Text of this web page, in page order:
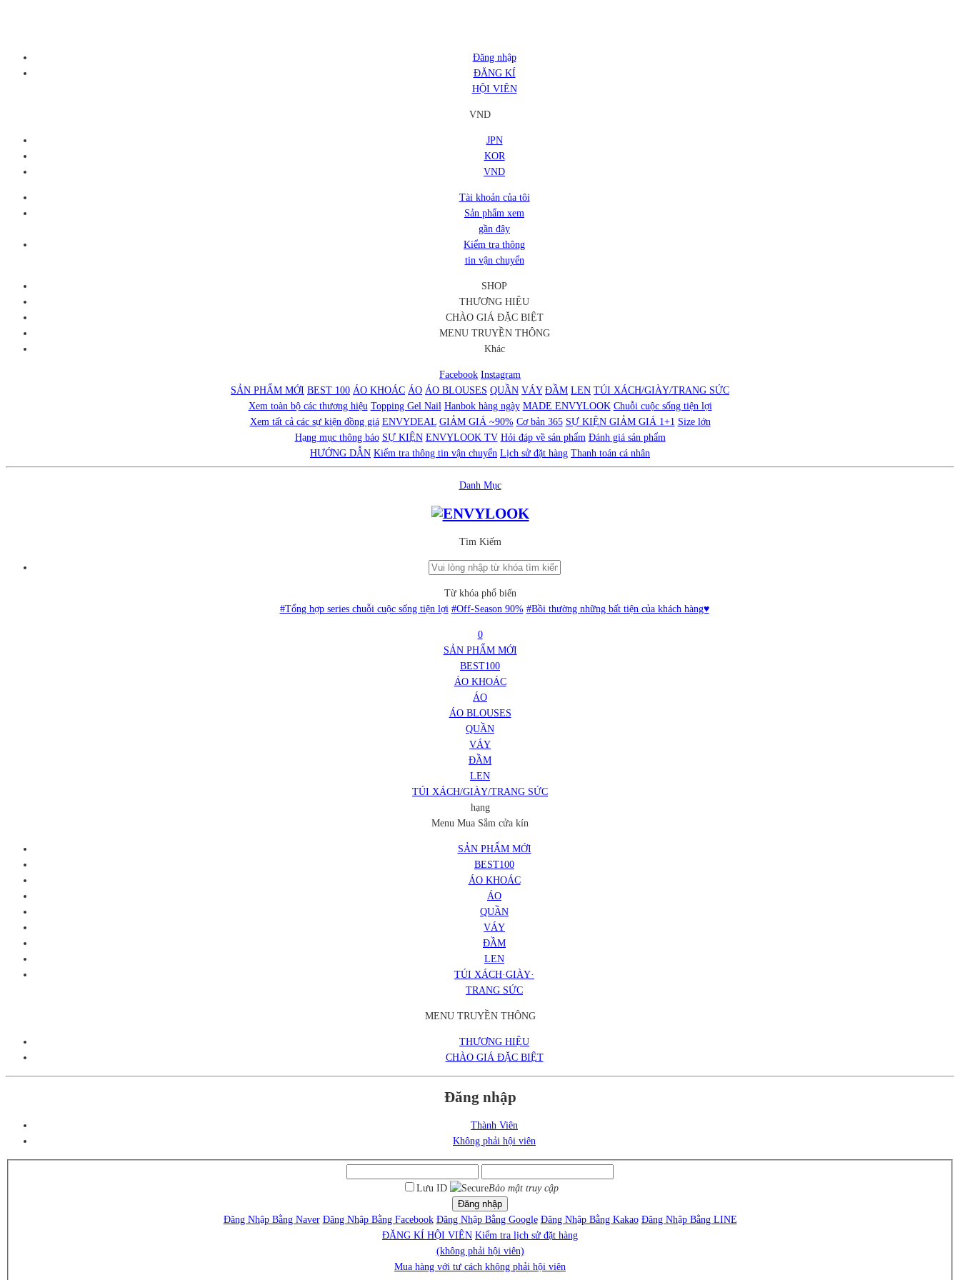
Đăng nhập
ĐĂNG KÍ
HỘI VIÊN
VND
JPN
KOR
VND
Tài khoản của tôi
Sản phẩm xem
gần đây
Kiểm tra thông
tin vận chuyển
SHOP
THƯƠNG HIỆU
CHÀO GIÁ ĐẶC BIỆT
MENU TRUYỀN THÔNG
Khác
Facebook Instagram
SẢN PHẨM MỚI BEST 100 ÁO KHOÁC ÁO ÁO BLOUSES QUẦN VÁY ĐẦM LEN TÚI XÁCH/GIÀY/TRANG SỨC
Xem toàn bộ các thương hiệu Topping Gel Nail Hanbok hàng ngày MADE ENVYLOOK Chuỗi cuộc sống tiện lợi
Xem tất cả các sự kiện đồng giá ENVYDEAL GIẢM GIÁ ~90% Cơ bản 365 SỰ KIỆN GIẢM GIÁ 1+1 Size lớn
Hạng mục thông báo SỰ KIỆN ENVYLOOK TV Hỏi đáp về sản phẩm Đánh giá sản phẩm
HƯỚNG DẪN Kiểm tra thông tin vận chuyển Lịch sử đặt hàng Thanh toán cá nhân
Danh Mục
Tìm Kiếm
Từ khóa phổ biến
#Tổng hợp series chuỗi cuộc sống tiện lợi #Off-Season 90% #Bồi thường những bất tiện của khách hàng♥
0
SẢN PHẨM MỚI
BEST100
ÁO KHOÁC
ÁO
ÁO BLOUSES
QUẦN
VÁY
ĐẦM
LEN
TÚI XÁCH/GIÀY/TRANG SỨC
hạng
Menu Mua Sắm cửa kín
SẢN PHẨM MỚI
BEST100
ÁO KHOÁC
ÁO
QUẦN
VÁY
ĐẦM
LEN
TÚI XÁCH·GIÀY·
TRANG SỨC
MENU TRUYỀN THÔNG
THƯƠNG HIỆU
CHÀO GIÁ ĐẶC BIỆT
Đăng nhập
Thành Viên
Không phải hội viên
Lưu ID
Bảo mật truy cập
Đăng nhập
Đăng Nhập Bằng Naver Đăng Nhập Bằng Facebook Đăng Nhập Bằng Google Đăng Nhập Bằng Kakao Đăng Nhập Bằng LINE
ĐĂNG KÍ HỘI VIÊN Kiểm tra lịch sử đặt hàng
(không phải hội viên)
Mua hàng với tư cách không phải hội viên